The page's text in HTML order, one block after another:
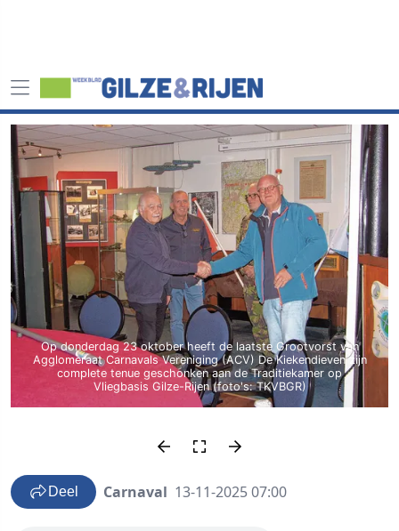
Op donderdag 23 oktober heeft de laatste Grootvorst van
Agglomeraat Carnavals Vereniging (ACV) De Kiekendieven zijn
complete tenue geschonken aan de Traditiekamer op
Vliegbasis Gilze-Rijen (foto's: TKVBGR)
Deel Carnaval 13-11-2025 07:00